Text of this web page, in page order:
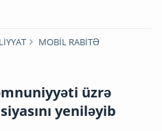
MOBİL RABİTƏ
üzrə
yeniləyib